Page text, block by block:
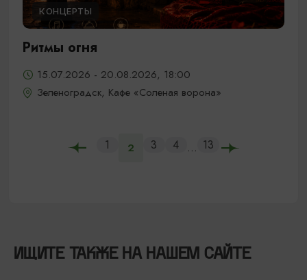
КОНЦЕРТЫ
Ритмы огня
15.07.2026 - 20.08.2026, 18:00
Зеленоградск, Кафе «Соленая ворона»
1 2 3 4 ... 13
ИЩИТЕ ТАКЖЕ НА НАШЕМ САЙТЕ